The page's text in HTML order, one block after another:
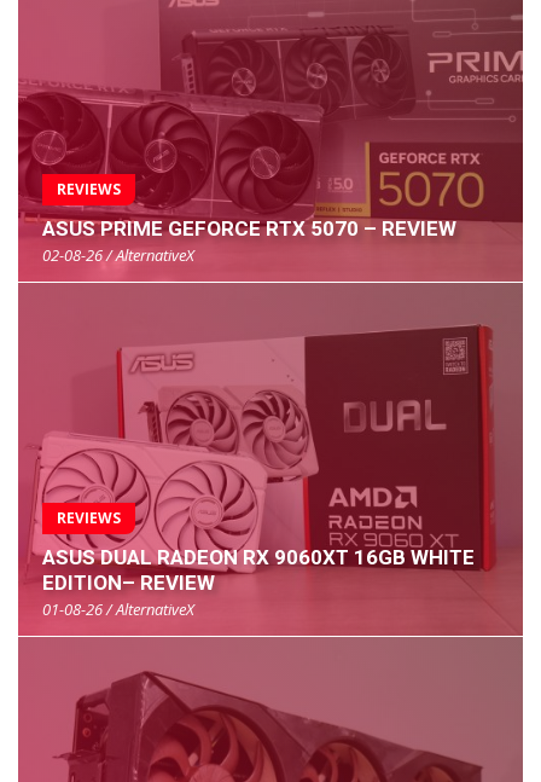
REVIEWS
ASUS PRIME GEFORCE RTX 5070 – REVIEW
02-08-26 / AlternativeX
REVIEWS
ASUS DUAL RADEON RX 9060XT 16GB WHITE
EDITION– REVIEW
01-08-26 / AlternativeX